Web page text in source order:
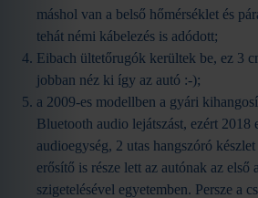
máshol van a belső hőmérséklet és
tehát némi kábelezés is adódott;
Eibach ültetőrugók kerültek be, ez 3
jobban néz ki így az autó :-);
a 2009-es modellben a gyári
Bluetooth audio lejátszást, ezért
audioegység, 2 utas hangszóró
erősítő is része lett az autónak az első
szigetelésével egyetemben. Persze a